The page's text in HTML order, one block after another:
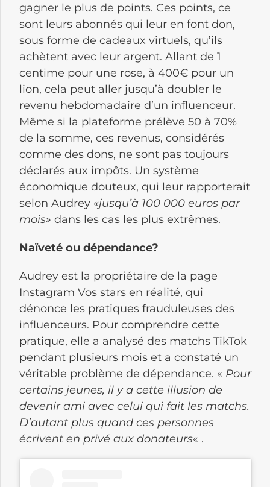
gagner le plus de points. Ces points, ce
sont leurs abonnés qui leur en font don,
sous forme de cadeaux virtuels, qu’ils
achètent avec leur argent. Allant de 1
centime pour une rose, à 400€ pour un
lion, cela peut aller jusqu’à doubler le
revenu hebdomadaire d’un influenceur.
Même si la plateforme prélève 50 à 70%
de la somme, ces revenus, considérés
comme des dons, ne sont pas toujours
déclarés aux impôts. Un système
économique douteux, qui leur rapporterait
selon Audrey «jusqu’à 100 000 euros par
mois» dans les cas les plus extrêmes.
Naïveté ou dépendance?
Audrey est la propriétaire de la page
Instagram Vos stars en réalité, qui
dénonce les pratiques frauduleuses des
influenceurs. Pour comprendre cette
pratique, elle a analysé des matchs TikTok
pendant plusieurs mois et a constaté un
véritable problème de dépendance. « Pour
certains jeunes, il y a cette illusion de
devenir ami avec celui qui fait les matchs.
D’autant plus quand ces personnes
écrivent en privé aux donateurs« .